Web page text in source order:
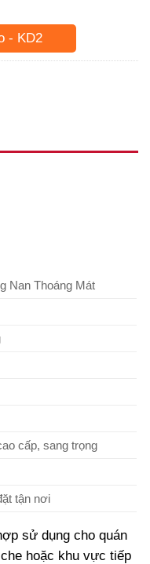
- KD2
Nan Thoáng Mát
cấp, sang trọng
tận nơi
sử dụng cho quán
hoặc khu vực tiếp